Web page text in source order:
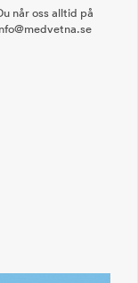
når oss alltid på